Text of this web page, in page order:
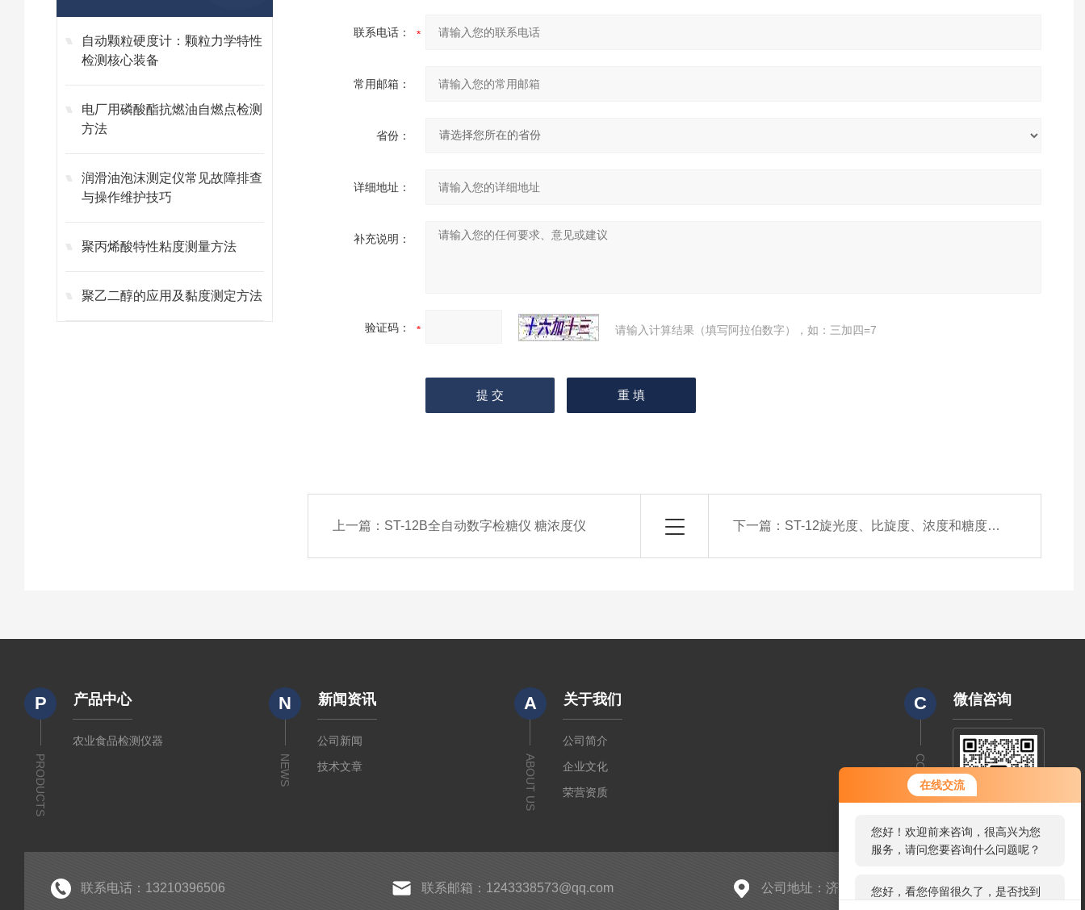
在线交流
您好！欢迎前来咨询，很高兴为您
服务，请问您要咨询什么问题呢？
您好，看您停留很久了，是否找到
了需求产品，您可以直接在线与我
自动颗粒硬度计：颗粒力学特性
检测核心装备
电厂用磷酸酯抗燃油自燃点检测
方法
润滑油泡沫测定仪常见故障排查
与操作维护技巧
聚丙烯酸特性粘度测量方法
聚乙二醇的应用及黏度测定方法
联系电话：
常用邮箱：
省份：
详细地址：
补充说明：
验证码： 请输入计算结果（填写阿拉伯数字），如：三加四=7
上一篇： ST-12B全自动数字检糖仪 糖浓度仪 下一篇： ST-12旋光度、比旋度、浓度和糖度测定仪
P
PRODUCTS
产品中心
农业食品检测仪器
N
NEWS
新闻资讯
公司新闻
技术文章
A
ABOUT US
关于我们
公司简介
企业文化
荣营资质
C
CODE
微信咨询
联系电话：13210396506 联系邮箱：1243338573@qq.com 公司地址：济南市天桥区蓝翔路15号